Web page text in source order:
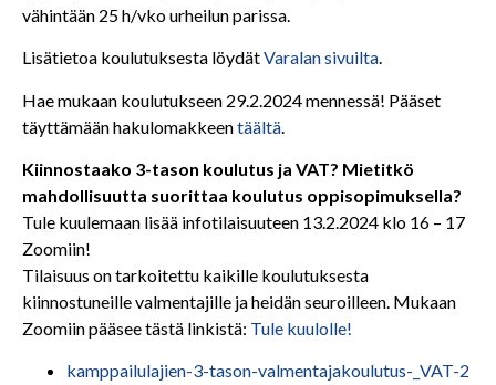
vähintään 25 h/vko urheilun parissa.
Lisätietoa koulutuksesta löydätVaralan sivuilta.
Hae mukaan koulutukseen 29.2.2024 mennessä! Pääset
täyttämään hakulomakkeentäältä
Kiinnostaako 3-tason koulutus ja VAT? Mietitkö
mahdollisuutta suorittaa koulutus oppisopimuksella?
Tule kuulemaan lisää infotilaisuuteen 13.2.2024 klo 16 – 17
Zoomiin!
Tilaisuus on tarkoitettu kaikille koulutuksesta
kiinnostuneille valmentajille ja heidän seuroilleen. Mukaan
Zoomiin pääsee tästä linkistä: Tule kuulolle!
kamppailulajien-3-tason-valmentajakoulutus-_VAT-2